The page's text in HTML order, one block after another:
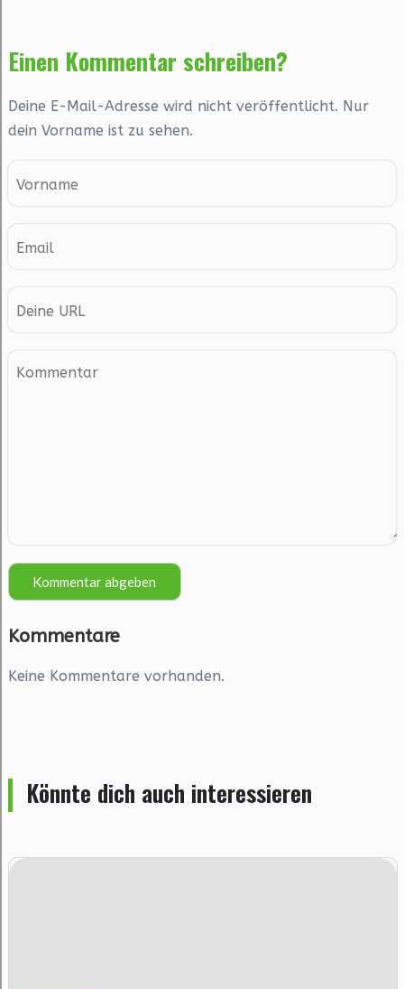
Einen Kommentar schreiben?
Deine E-Mail-Adresse wird nicht veröffentlicht. Nur
dein Vorname ist zu sehen.
Kommentare
Keine Kommentare vorhanden.
Könnte dich auch interessieren